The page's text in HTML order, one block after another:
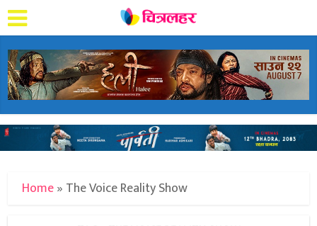
Home» The Voice Reality Show